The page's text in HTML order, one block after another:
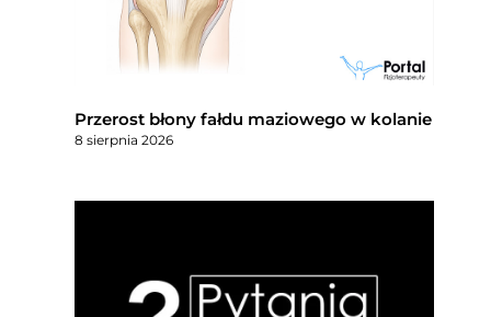
Przerost błony fałdu maziowego w kolanie
8 sierpnia 2026